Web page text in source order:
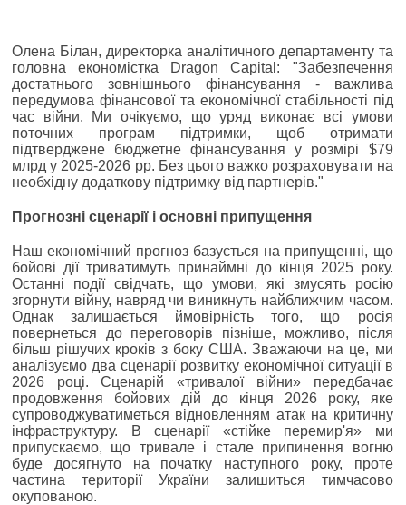
Олена Білан, директорка аналітичного департаменту та
головна економістка Dragon Capital: "Забезпечення
достатнього зовнішнього фінансування - важлива
передумова фінансової та економічної стабільності під
час війни. Ми очікуємо, що уряд виконає всі умови
поточних програм підтримки, щоб отримати
підтверджене бюджетне фінансування у розмірі $79
млрд у 2025-2026 рр. Без цього важко розраховувати на
необхідну додаткову підтримку від партнерів."
Прогнозні сценарії і основні припущення
Наш економічний прогноз базується на припущенні, що
бойові дії триватимуть принаймні до кінця 2025 року.
Останні події свідчать, що умови, які змусять росію
згорнути війну, навряд чи виникнуть найближчим часом.
Однак залишається ймовірність того, що росія
повернеться до переговорів пізніше, можливо, після
більш рішучих кроків з боку США. Зважаючи на це, ми
аналізуємо два сценарії розвитку економічної ситуації в
2026 році. Сценарій «тривалої війни» передбачає
продовження бойових дій до кінця 2026 року, яке
супроводжуватиметься відновленням атак на критичну
інфраструктуру. В сценарії «стійке перемир'я» ми
припускаємо, що тривале і стале припинення вогню
буде досягнуто на початку наступного року, проте
частина території України залишиться тимчасово
окупованою.